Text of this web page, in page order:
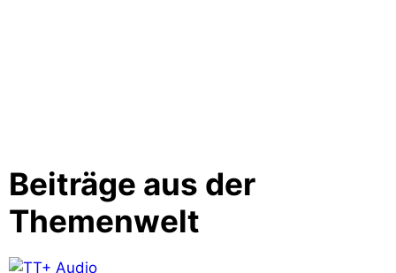
Beiträge aus der
Themenwelt